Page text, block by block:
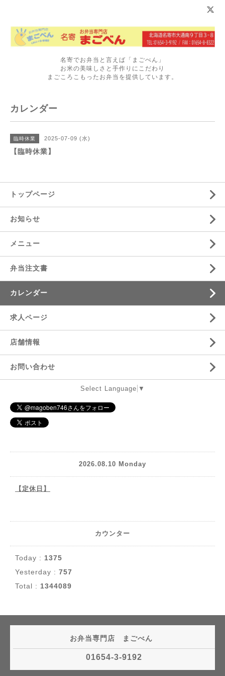
名寄でお弁当と言えば「まごべん」
お米の美味しさと手作りにこだわり
まごころこもったお弁当を提供しています。
カレンダー
臨時休業 2025-07-09 (水)
【臨時休業】
トップページ
お知らせ
メニュー
弁当注文書
カレンダー
求人ページ
店舗情報
お問い合わせ
Select Language ▼
2026.08.10 Monday
【定休日】
カウンター
Today : 1375
Yesterday : 757
Total : 1344089
お弁当専門店 まごべん
01654-3-9192